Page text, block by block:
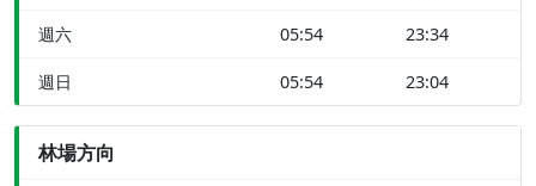
週六 05:54 23:34
週日 05:54 23:04
林場方向